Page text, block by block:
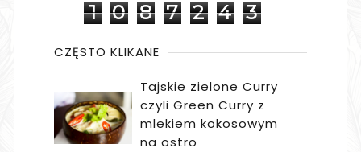
1 0 8 7 2 4 3
CZĘSTO KLIKANE
Tajskie zielone Curry
czyli Green Curry z
mlekiem kokosowym
na ostro